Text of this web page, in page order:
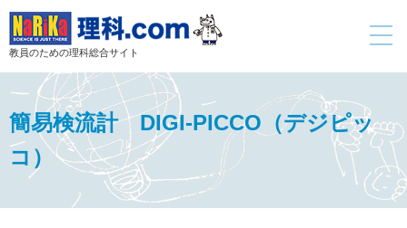
教員のための理科総合サイト
toggle
簡易検流計 DIGI-PICCO（デジピッ
コ）